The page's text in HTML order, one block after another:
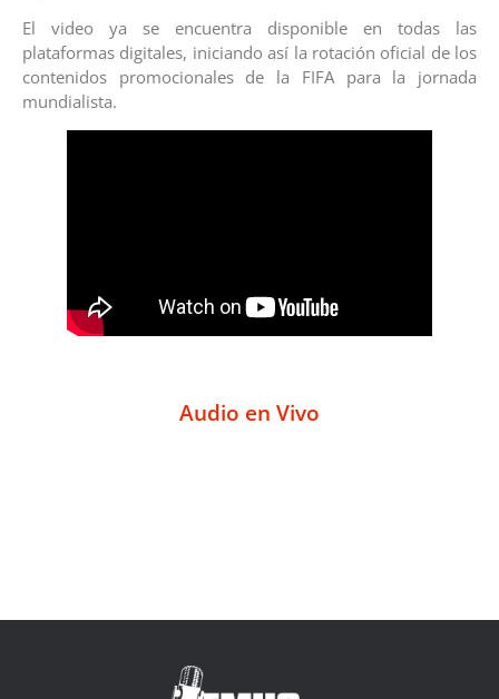
El video ya se encuentra disponible en todas las
plataformas digitales, iniciando así la rotación oficial de los
contenidos promocionales de la FIFA para la jornada
mundialista.
Audio en Vivo